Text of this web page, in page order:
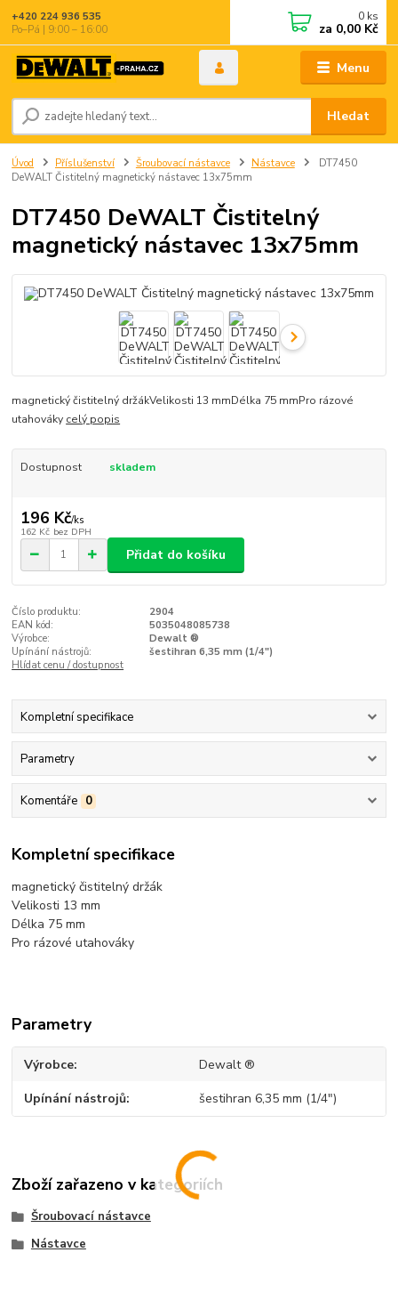
Menu
Hledat
+420 224 936 535
Po–Pá | 9:00 – 16:00
0 ks
za 0,00 Kč
Úvod Příslušenství Šroubovací nástavce Nástavce
DT7450
DeWALT Čistitelný magnetický nástavec 13x75mm
DT7450 DeWALT Čistitelný
magnetický nástavec 13x75mm
magnetický čistitelný držákVelikosti 13 mmDélka 75 mmPro rázové
utahováky celý popis
Dostupnost skladem
196 Kč/ks
162 Kč bez DPH
Přidat do košíku
Číslo produktu:
2904
EAN kód:
5035048085738
Výrobce:
Dewalt ®
Upínání nástrojů:
šestihran 6,35 mm (1/4")
Hlídat cenu / dostupnost
Kompletní specifikace
Parametry
Komentáře 0
Kompletní specifikace
magnetický čistitelný držák
Velikosti 13 mm
Délka 75 mm
Pro rázové utahováky
Parametry
Výrobce Dewalt ®
Upínání nástrojů šestihran 6,35 mm (1/4")
Zboží zařazeno v kategoriích
Šroubovací nástavce
Nástavce